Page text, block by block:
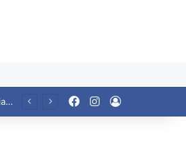
Ariccia da Amare! 2026 – Night and Day”: la rassegna entra nel vivo. Registrato il sold out negli appuntamenti di luglio, ora al via la programmazione fino a novembre FacebookInstagram